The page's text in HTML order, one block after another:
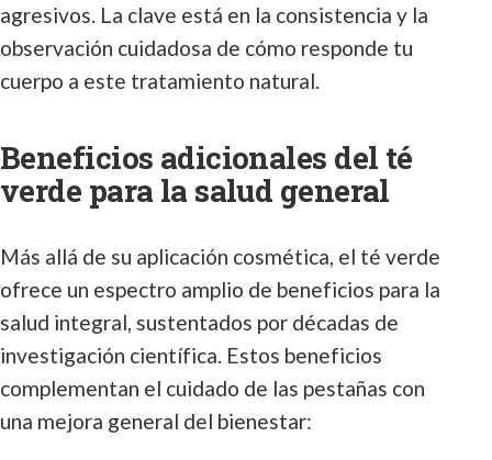
agresivos. La clave está en la consistencia y la
observación cuidadosa de cómo responde tu
cuerpo a este tratamiento natural.
Beneficios adicionales del té
verde para la salud general
Más allá de su aplicación cosmética, el té verde
ofrece un espectro amplio de beneficios para la
salud integral, sustentados por décadas de
investigación científica. Estos beneficios
complementan el cuidado de las pestañas con
una mejora general del bienestar: